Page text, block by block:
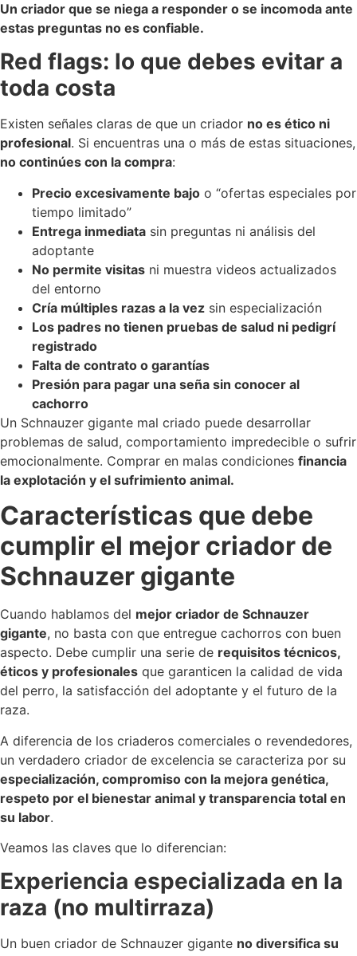
Un criador que se niega a responder o se incomoda ante
estas preguntas no es confiable.
Red flags: lo que debes evitar a
toda costa
Existen señales claras de que un criador no es ético ni
profesional. Si encuentras una o más de estas situaciones,
no continúes con la compra:
Precio excesivamente bajo o “ofertas especiales por
tiempo limitado”
Entrega inmediata sin preguntas ni análisis del
adoptante
No permite visitas ni muestra videos actualizados
del entorno
Cría múltiples razas a la vez sin especialización
Los padres no tienen pruebas de salud ni pedigrí
registrado
Falta de contrato o garantías
Presión para pagar una seña sin conocer al
cachorro
Un Schnauzer gigante mal criado puede desarrollar
problemas de salud, comportamiento impredecible o sufrir
emocionalmente. Comprar en malas condiciones financia
la explotación y el sufrimiento animal.
Características que debe
cumplir el mejor criador de
Schnauzer gigante
Cuando hablamos del mejor criador de Schnauzer
gigante, no basta con que entregue cachorros con buen
aspecto. Debe cumplir una serie de requisitos técnicos,
éticos y profesionales que garanticen la calidad de vida
del perro, la satisfacción del adoptante y el futuro de la
raza.
A diferencia de los criaderos comerciales o revendedores,
un verdadero criador de excelencia se caracteriza por su
especialización, compromiso con la mejora genética,
respeto por el bienestar animal y transparencia total en
su labor.
Veamos las claves que lo diferencian:
Experiencia especializada en la
raza (no multirraza)
Un buen criador de Schnauzer gigante no diversifica su